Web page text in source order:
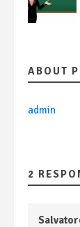
ABOUT
admin
2